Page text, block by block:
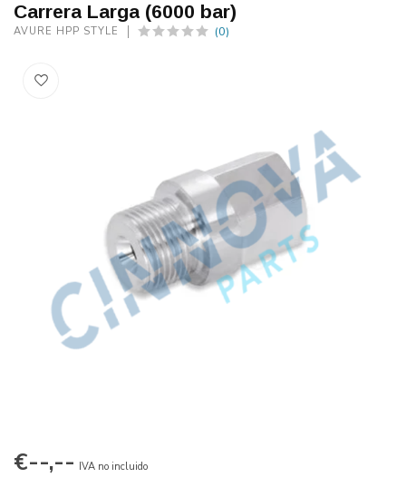
Carrera Larga (6000 bar)
AVURE HPP STYLE (0)
€--,-- IVA no incluido